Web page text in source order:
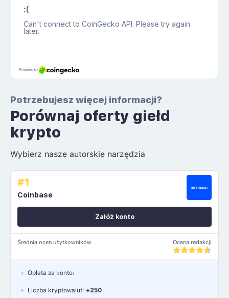
Potrzebujesz więcej informacji?
Porównaj oferty giełd
krypto
Wybierz nasze autorskie narzędzia
#1
Coinbase
Średnia ocen użytkowników Ocena redakcji
Załóż konto
Opłata za konto:
Liczba kryptowalut: +250